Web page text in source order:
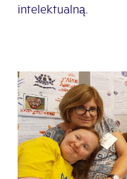
intelektualną.